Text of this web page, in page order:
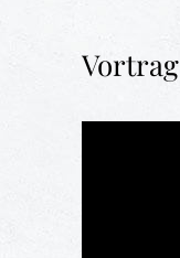
Vortrag